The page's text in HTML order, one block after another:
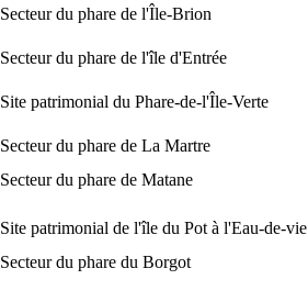
Secteur du phare de l'Île-Brion
Secteur du phare de l'île d'Entrée
Site patrimonial du Phare-de-l'Île-Verte
Secteur du phare de La Martre
Secteur du phare de Matane
Site patrimonial de l'île du Pot à l'Eau-de-vie
Secteur du phare du Borgot